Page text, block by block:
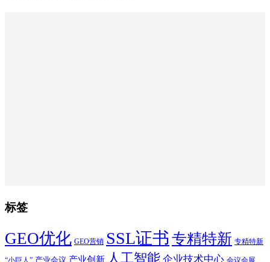
标签
GEO优化 GEO营销 SSL证书 专精特新 专精特新
“小巨人” 产业会议 产业创新 人工智能 企业技术中心 会议会展